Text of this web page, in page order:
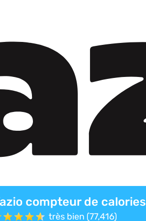
compteur de calories
très bien (77,416)